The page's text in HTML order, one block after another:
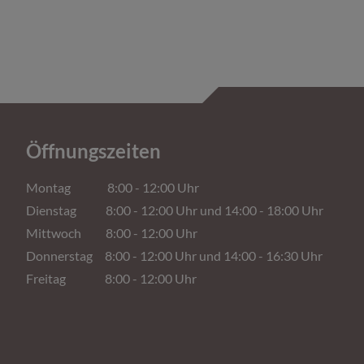
Öffnungszeiten
Montag 8:00 - 12:00 Uhr
Dienstag 8:00 - 12:00 Uhr und 14:00 - 18:00 Uhr
Mittwoch 8:00 - 12:00 Uhr
Donnerstag 8:00 - 12:00 Uhr und 14:00 - 16:30 Uhr
Freitag 8:00 - 12:00 Uhr